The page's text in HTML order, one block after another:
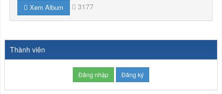
Xem Album
3177
Thành viên
Đăng nhập Đăng ký